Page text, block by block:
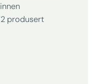
produsert